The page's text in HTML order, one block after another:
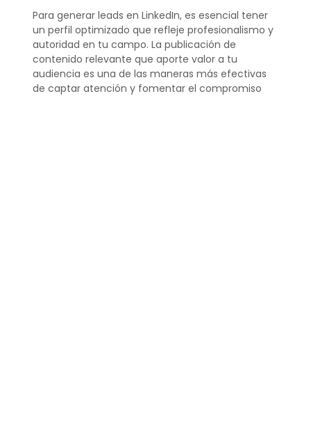
Para generar leads en LinkedIn, es esencial tener
un perfil optimizado que refleje profesionalismo y
autoridad en tu campo. La publicación de
contenido relevante que aporte valor a tu
audiencia es una de las maneras más efectivas
de captar atención y fomentar el compromiso